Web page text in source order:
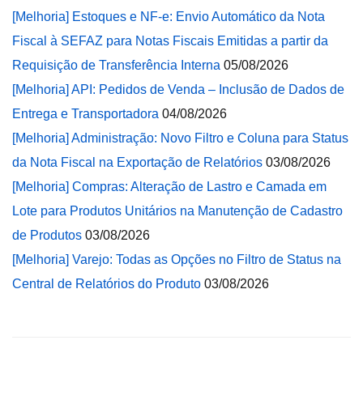
[Melhoria] Estoques e NF-e: Envio Automático da Nota
Fiscal à SEFAZ para Notas Fiscais Emitidas a partir da
Requisição de Transferência Interna 05/08/2026
[Melhoria] API: Pedidos de Venda – Inclusão de Dados de
Entrega e Transportadora 04/08/2026
[Melhoria] Administração: Novo Filtro e Coluna para Status
da Nota Fiscal na Exportação de Relatórios 03/08/2026
[Melhoria] Compras: Alteração de Lastro e Camada em
Lote para Produtos Unitários na Manutenção de Cadastro
de Produtos 03/08/2026
[Melhoria] Varejo: Todas as Opções no Filtro de Status na
Central de Relatórios do Produto 03/08/2026